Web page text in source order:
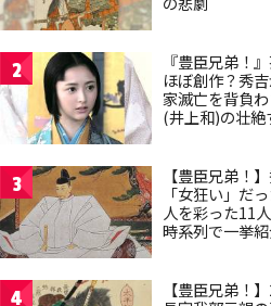
2
『豊臣兄弟！
ほぼ創作？秀
家滅亡を背負
(井上和)の壮絶
3
【豊臣兄弟！
「女狂い」だ
人を彩った11
時系列で一挙
4
【豊臣兄弟！